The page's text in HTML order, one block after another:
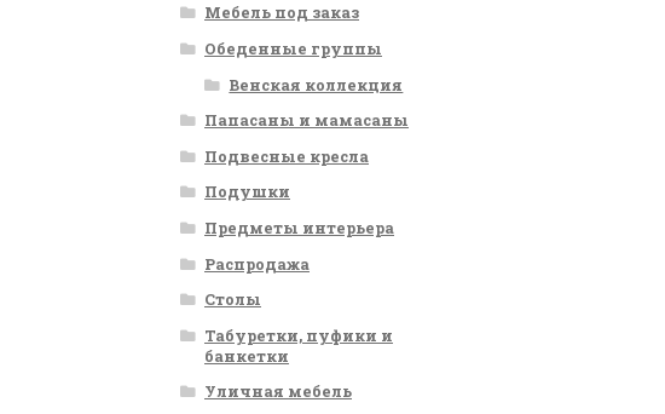
Мебель под заказ
Обеденные группы
Венская коллекция
Папасаны и мамасаны
Подвесные кресла
Подушки
Предметы интерьера
Распродажа
Столы
Табуретки, пуфики и
банкетки
Уличная мебель